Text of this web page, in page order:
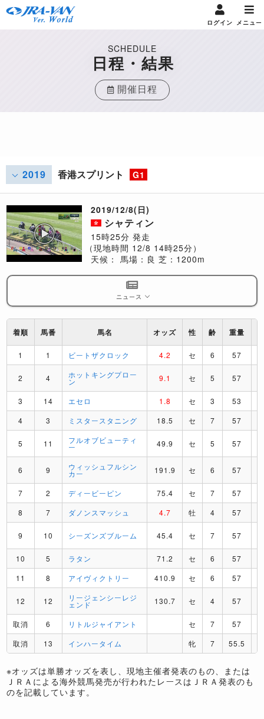
ログイン メニュー
SCHEDULE
日程・結果
開催日程
2019 香港スプリント G1
2019/12/8(日)
シャティン
15時25分 発走
（現地時間 12/8 14時25分）
天候： 馬場：良 芝：1200m
ニュース
着順 馬番 馬名 オッズ 性 齢 重量
1 1 ビートザクロック 4.2 セ 6 57
2 4 ホットキングプロー
ン 9.1 セ 5 57
3 14 エセロ 1.8 セ 3 53
4
3 ミスタースタニング 18.5 セ 7 57
5 11 フルオブビューティ
ー 49.9 セ 5 57
6 9 ウィッシュフルシン
カー 191.9 セ 6 57
7 2 ディービーピン 75.4 セ 7 57
8
7 ダノンスマッシュ 4.7 牡 4 57
9 10 シーズンズブルーム 45.4 セ 7 57
10
5 ラタン 71.2 セ 6 57
11
8 アイヴィクトリー 410.9 セ 6 57
12 12 リージェンシーレジ
ェンド 130.7 セ 4 57
取消 6 リトルジャイアント セ 7 57
取消
13 インハータイム 牝 7 55.5
※オッズは単勝オッズを表し、現地主催者発表のもの、または
ＪＲＡによる海外競馬発売が行われたレースはＪＲＡ発表のも
のを記載しています。